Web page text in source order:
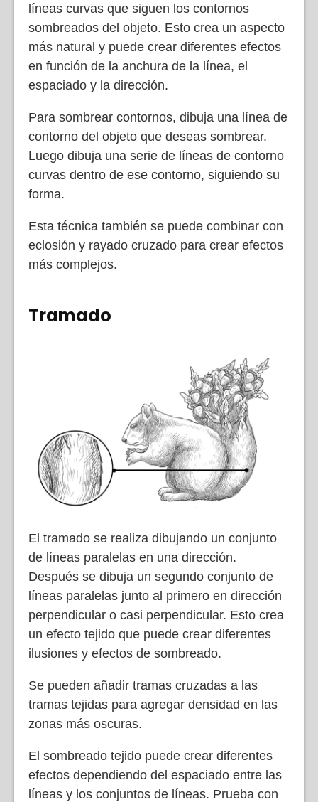
líneas curvas que siguen los contornos
sombreados del objeto. Esto crea un aspecto
más natural y puede crear diferentes efectos
en función de la anchura de la línea, el
espaciado y la dirección.
Para sombrear contornos, dibuja una línea de
contorno del objeto que deseas sombrear.
Luego dibuja una serie de líneas de contorno
curvas dentro de ese contorno, siguiendo su
forma.
Esta técnica también se puede combinar con
eclosión y rayado cruzado para crear efectos
más complejos.
Tramado
El tramado se realiza dibujando un conjunto
de líneas paralelas en una dirección.
Después se dibuja un segundo conjunto de
líneas paralelas junto al primero en dirección
perpendicular o casi perpendicular. Esto crea
un efecto tejido que puede crear diferentes
ilusiones y efectos de sombreado.
Se pueden añadir tramas cruzadas a las
tramas tejidas para agregar densidad en las
zonas más oscuras.
El sombreado tejido puede crear diferentes
efectos dependiendo del espaciado entre las
líneas y los conjuntos de líneas. Prueba con